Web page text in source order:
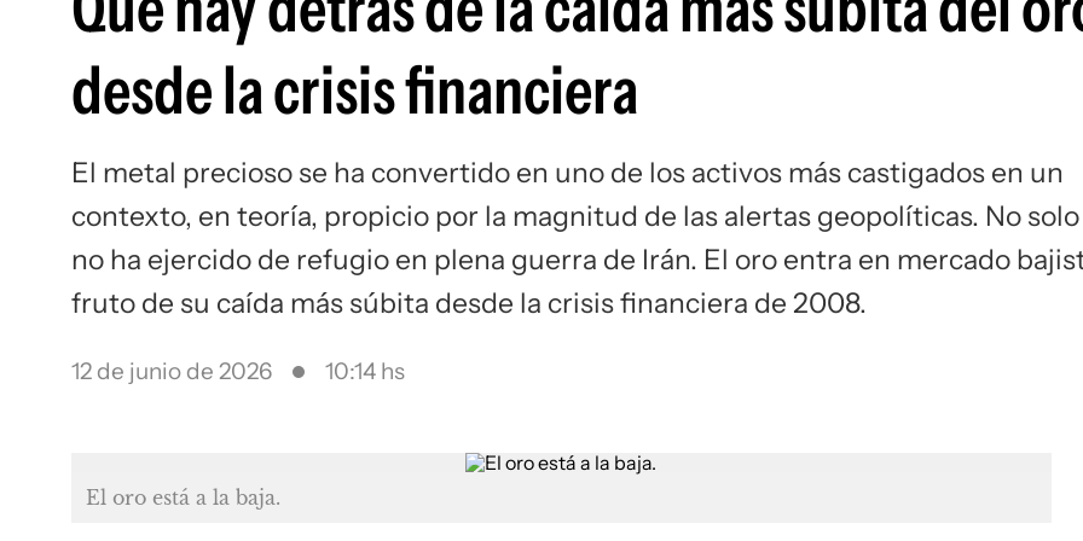
desde la crisis financiera
El metal precioso se ha convertido en uno de los activos más castigados en un
contexto, en teoría, propicio por la magnitud de las alertas geopolíticas. No solo
no ha ejercido de refugio en plena guerra de Irán. El oro entra en mercado
fruto de su caída más súbita desde la crisis financiera de 2008.
12 de junio de 2026 10:14 hs
El oro está a la baja.